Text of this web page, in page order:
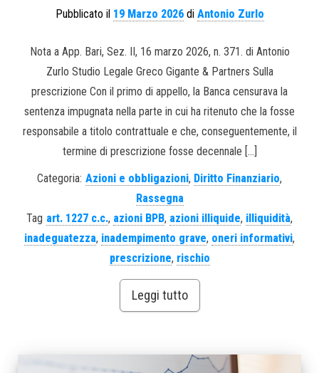
Pubblicato il 19 Marzo 2026di Antonio Zurlo
Nota a App. Bari, Sez. II, 16 marzo 2026, n. 371. di Antonio
Zurlo Studio Legale Greco Gigante & Partners Sulla
prescrizione Con il primo di appello, la Banca censurava la
sentenza impugnata nella parte in cui ha ritenuto che la fosse
responsabile a titolo contrattuale e che, conseguentemente, il
termine di prescrizione fosse decennale […]
Categoria: Azioni e obbligazioni, Diritto Finanziario,
Rassegna
Tag art. 1227 c.c., azioni BPB, azioni illiquide, illiquidità,
inadeguatezza, inadempimento grave, oneri informativi,
prescrizione, rischio
Leggi tutto